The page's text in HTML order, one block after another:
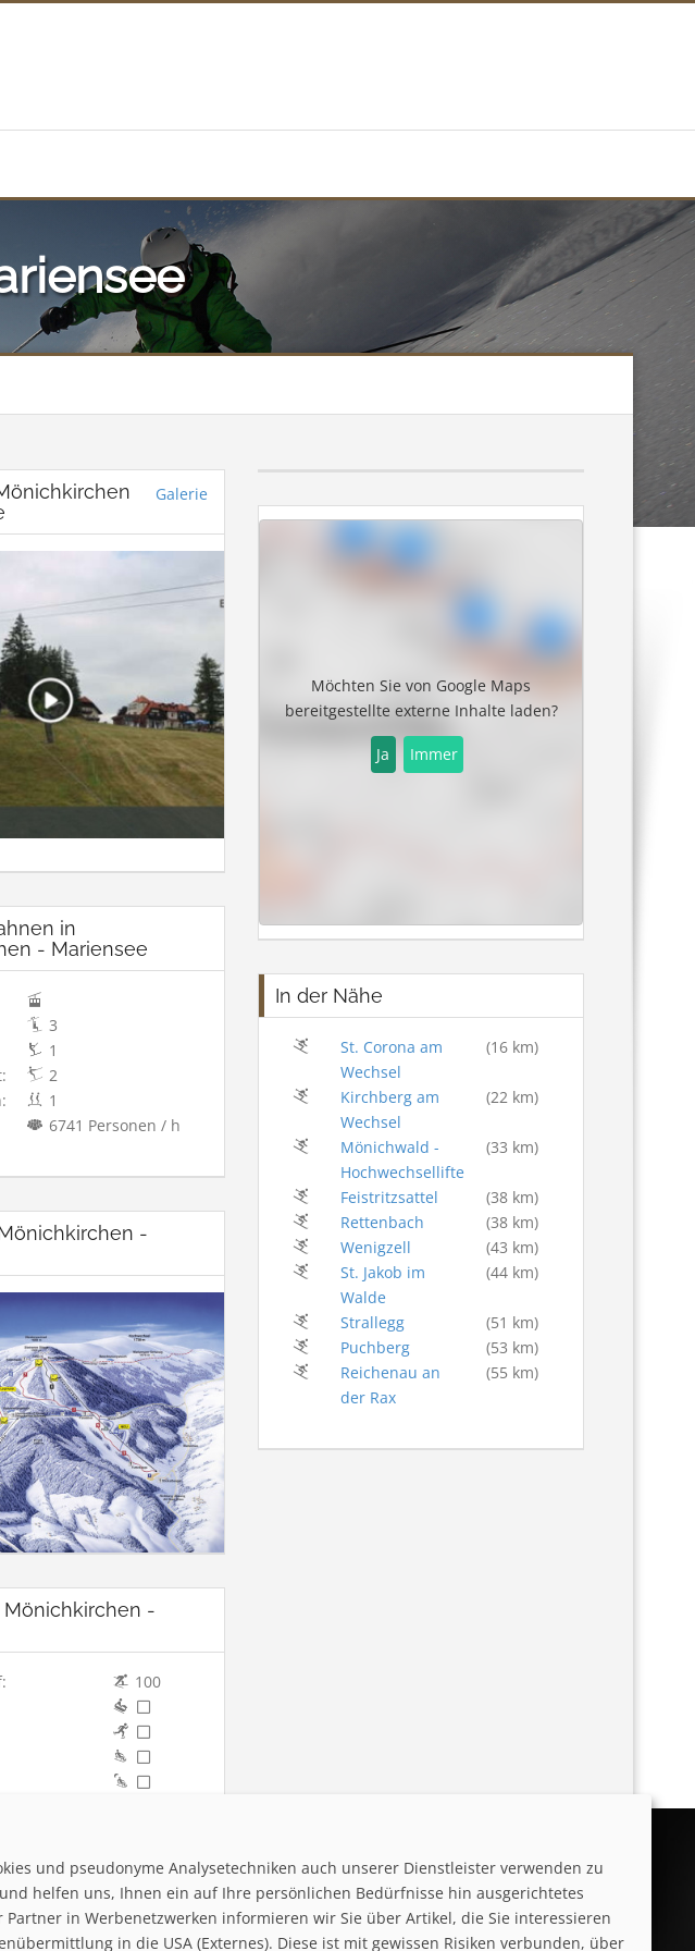
Galerie
in
- Mariensee
3
1
2
1
6741 Personen / h
-
Mönichkirchen -
100
Möchten Sie von Google Maps
bereitgestellte externe Inhalte laden?
Ja Immer
In der Nähe
St. Corona am
Wechsel
(16 km)
Kirchberg am
Wechsel
(22 km)
Mönichwald -
Hochwechsellifte
(33 km)
Feistritzsattel
(38 km)
Rettenbach
(38 km)
Wenigzell
(43 km)
St. Jakob im
Walde
(44 km)
Strallegg
(51 km)
Puchberg
(53 km)
Reichenau an
der Rax
(55 km)
und pseudonyme Analysetechniken auch unserer Dienstleister verwenden zu
helfen uns, Ihnen ein auf Ihre persönlichen Bedürfnisse hin ausgerichtetes
in Werbenetzwerken informieren wir Sie über Artikel, die Sie interessieren
in die USA (Externes). Diese ist mit gewissen Risiken verbunden, über